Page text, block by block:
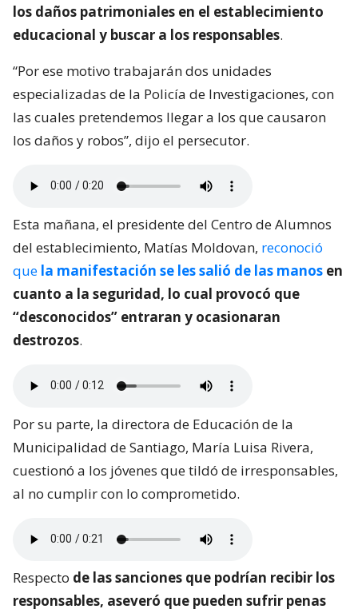
los daños patrimoniales en el establecimiento
educacional y buscar a los responsables.
“Por ese motivo trabajarán dos unidades
especializadas de la Policía de Investigaciones, con
las cuales pretendemos llegar a los que causaron
los daños y robos”, dijo el persecutor.
Esta mañana, el presidente del Centro de Alumnos
del establecimiento, Matías Moldovan, reconoció
que la manifestación se les salió de las manos en
cuanto a la seguridad, lo cual provocó que
“desconocidos” entraran y ocasionaran
destrozos.
Por su parte, la directora de Educación de la
Municipalidad de Santiago, María Luisa Rivera,
cuestionó a los jóvenes que tildó de irresponsables,
al no cumplir con lo comprometido.
Respecto de las sanciones que podrían recibir los
responsables, aseveró que pueden sufrir penas